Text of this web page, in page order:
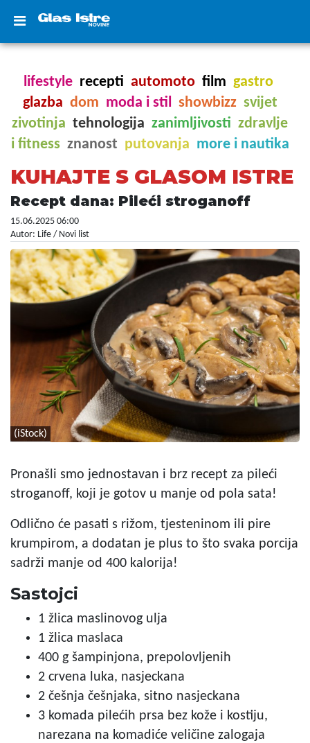
lifestyle recepti automoto film gastro
glazba dom moda i stil showbizz svijet
zivotinja tehnologija zanimljivosti zdravlje
i fitness znanost putovanja more i nautika
KUHAJTE S GLASOM ISTRE
Recept dana: Pileći stroganoff
15.06.2025 06:00
Autor: Life / Novi list
(iStock)
Pronašli smo jednostavan i brz recept za pileći
stroganoff, koji je gotov u manje od pola sata!
Odlično će pasati s rižom, tjesteninom ili pire
krumpirom, a dodatan je plus to što svaka porcija
sadrži manje od 400 kalorija!
Sastojci
1 žlica maslinovog ulja
1 žlica maslaca
400 g šampinjona, prepolovljenih
2 crvena luka, nasjeckana
2 češnja češnjaka, sitno nasjeckana
3 komada pilećih prsa bez kože i kostiju,
narezana na komadiće veličine zalogaja